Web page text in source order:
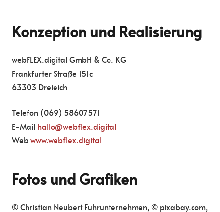
Konzeption und Realisierung
webFLEX.digital GmbH & Co. KG
Frankfurter Straße 151c
63303 Dreieich
Telefon (069) 58607571
E-Mail
hallo@webflex.digital
Web www.webflex.digital
Fotos und Grafiken
© Christian Neubert Fuhrunternehmen, © pixabay.com,